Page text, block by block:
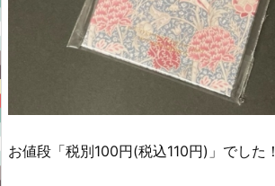
お値段「税別100円(税込110円)」でした！